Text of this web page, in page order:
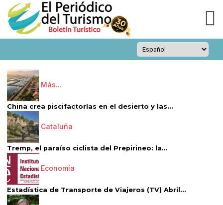
Más...
China crea piscifactorías en el desierto y las...
Cataluña
Tremp, el paraíso ciclista del Prepirineo: la...
Economía
Estadística de Transporte de Viajeros (TV) Abril...